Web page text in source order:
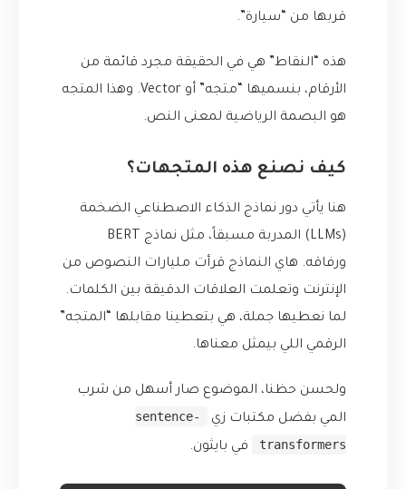
قربها من “سيارة”.
هذه “النقاط” هي في الحقيقة مجرد قائمة من
الأرقام، بنسميها “متجه” أو Vector. وهذا المتجه
هو البصمة الرياضية لمعنى النص.
كيف نصنع هذه المتجهات؟
هنا يأتي دور نماذج الذكاء الاصطناعي الضخمة
(LLMs) المدربة مسبقاً، مثل نماذج BERT
ورفاقه. هاي النماذج قرأت مليارات النصوص من
الإنترنت وتعلمت العلاقات الدقيقة بين الكلمات.
لما نعطيها جملة، هي بتعطينا مقابلها “المتجه”
الرقمي اللي بيمثل معناها.
ولحسن حظنا، الموضوع صار أسهل من شرب
المي بفضل مكتبات زي
sentence-
transformers
في بايثون.